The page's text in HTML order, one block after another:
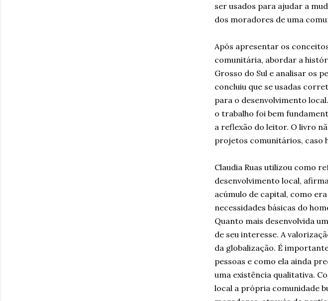
ser usados para ajudar a
dos moradores de uma
Após apresentar os
comunitária, abordar a
Grosso do Sul e analisar os
concluiu que se usadas
para o desenvolvimento
o trabalho foi bem
a reflexão do leitor. O livro
projetos comunitários, caso
Claudia Ruas utilizou como
desenvolvimento local,
acúmulo de capital, como
necessidades básicas do
Quanto mais desenvolvida
de seu interesse. A
da globalização. É
pessoas e como ela ainda
uma existência qualitativa.
local a própria comunidade